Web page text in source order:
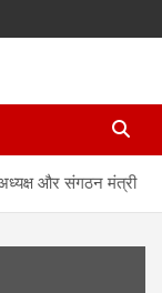
और संगठन मंत्री